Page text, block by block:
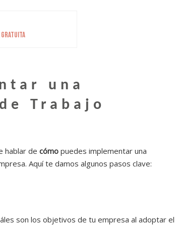
una
Trabajo
hablar de cómo puedes implementar una
Aquí te damos algunos pasos clave:
son los objetivos de tu empresa al adoptar el